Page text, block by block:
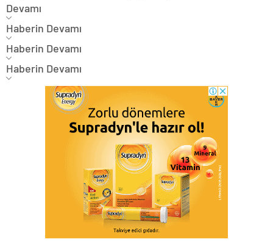
Devamı
Haberin Devamı
Haberin Devamı
Haberin Devamı